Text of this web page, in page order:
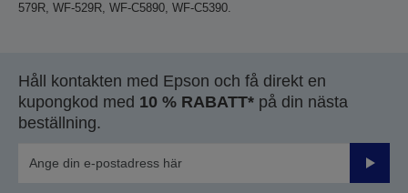
579R, WF-529R, WF-C5890, WF-C5390.
Håll kontakten med Epson och få direkt en
kupongkod med 10 % RABATT* på din nästa
beställning.
Skicka